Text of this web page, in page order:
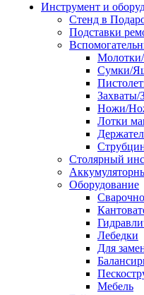
Инструмент и
Стенд в
Подставки
Сумки/
Захваты/
Ножи/
Лотки
Столярный
Оборудование
Лебедки
Для
Мебель